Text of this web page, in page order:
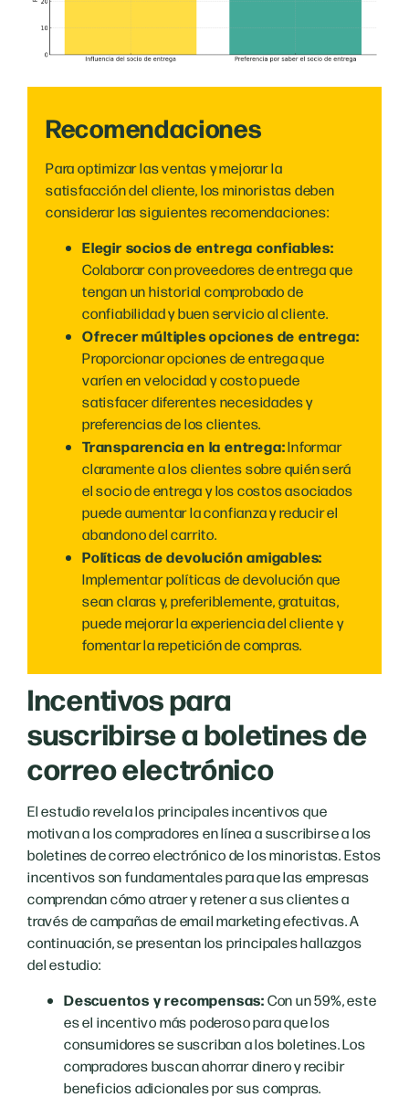
Recomendaciones
Para optimizar las ventas y mejorar la
satisfacción del cliente, los minoristas deben
considerar las siguientes recomendaciones:
Elegir socios de entrega confiables:
Colaborar con proveedores de entrega que
tengan un historial comprobado de
confiabilidad y buen servicio al cliente.
Ofrecer múltiples opciones de entrega:
Proporcionar opciones de entrega que
varíen en velocidad y costo puede
satisfacer diferentes necesidades y
preferencias de los clientes.
Transparencia en la entrega:Informar
claramente a los clientes sobre quién será
el socio de entrega y los costos asociados
puede aumentar la confianza y reducir el
abandono del carrito.
Políticas de devolución amigables:
Implementar políticas de devolución que
sean claras y, preferiblemente, gratuitas,
puede mejorar la experiencia del cliente y
fomentar la repetición de compras.
Incentivos para
suscribirse a boletines de
correo electrónico
El estudio revela los principales incentivos que
motivan a los compradores en línea a suscribirse a los
boletines de correo electrónico de los minoristas. Estos
incentivos son fundamentales para que las empresas
comprendan cómo atraer y retener a sus clientes a
través de campañas de email marketing efectivas. A
continuación, se presentan los principales hallazgos
del estudio:
Descuentos y recompensas:Con un 59%, este
es el incentivo más poderoso para que los
consumidores se suscriban a los boletines. Los
compradores buscan ahorrar dinero y recibir
beneficios adicionales por sus compras.